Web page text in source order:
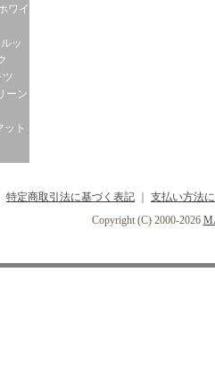
ワイ
ッ
ツ
ーン
ット
特定商取引法に基づく表記
支払い方法
Copyright (C) 2000-2026